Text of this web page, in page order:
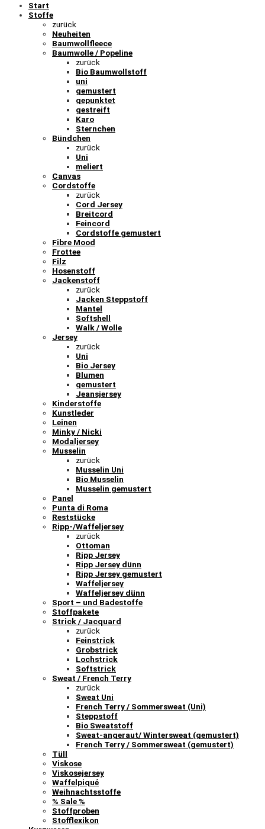
Start
Stoffe
zurück
Neuheiten
Baumwollfleece
Baumwolle / Popeline
zurück
Bio Baumwollstoff
uni
gemustert
gepunktet
gestreift
Karo
Sternchen
Bündchen
zurück
Uni
meliert
Canvas
Cordstoffe
zurück
Cord Jersey
Breitcord
Feincord
Cordstoffe gemustert
Fibre Mood
Frottee
Filz
Hosenstoff
Jackenstoff
zurück
Jacken Steppstoff
Mantel
Softshell
Walk / Wolle
Jersey
zurück
Uni
Bio Jersey
Blumen
gemustert
Jeansjersey
Kinderstoffe
Kunstleder
Leinen
Minky / Nicki
Modaljersey
Musselin
zurück
Musselin Uni
Bio Musselin
Musselin gemustert
Panel
Punta di Roma
Reststücke
Ripp-/Waffeljersey
zurück
Ottoman
Ripp Jersey
Ripp Jersey dünn
Ripp Jersey gemustert
Waffeljersey
Waffeljersey dünn
Sport – und Badestoffe
Stoffpakete
Strick / Jacquard
zurück
Feinstrick
Grobstrick
Lochstrick
Softstrick
Sweat / French Terry
zurück
Sweat Uni
French Terry / Sommersweat (Uni)
Steppstoff
Bio Sweatstoff
Sweat-angeraut/ Wintersweat (gemustert)
French Terry / Sommersweat (gemustert)
Tüll
Viskose
Viskosejersey
Waffelpiqué
Weihnachtsstoffe
% Sale %
Stoffproben
Stofflexikon